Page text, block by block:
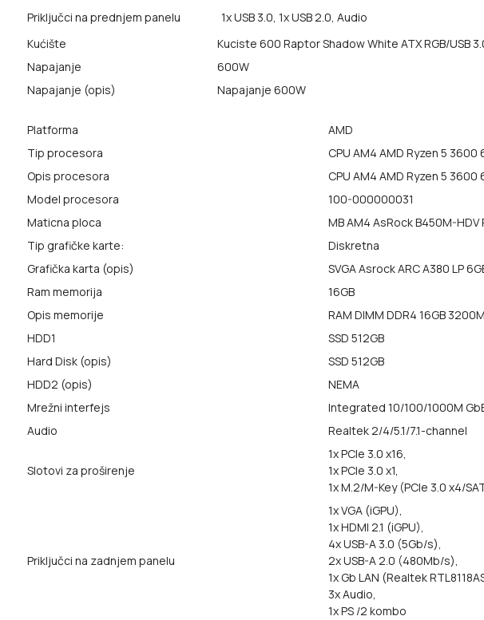
Priključci na prednjem panelu
1x USB 3.0, 1x USB 2.0, Audio
Kućište
Kuciste 600 Raptor Shadow White ATX RGB/USB
Napajanje
600W
Napajanje (opis)
Napajanje 600W
Platforma
AMD
Tip procesora
CPU AM4 AMD Ryzen 5 3600
Opis procesora
CPU AM4 AMD Ryzen 5
Model procesora
100-000000031
Maticna ploca
MB AM4 AsRock B450M-
Tip grafičke karte:
Diskretna
Grafička karta (opis)
SVGA Asrock ARC A380 LP
Ram memorija
16GB
Opis memorije
RAM DIMM DDR4 16GB
HDD1
SSD 512GB
Hard Disk (opis)
SSD 512GB
HDD2 (opis)
NEMA
Mrežni interfejs
Integrated 10/100/1000M
Audio
Realtek 2/4/5.1/7.1-channel
Slotovi za proširenje
1x PCIe 3.0 x16,
1x PCIe 3.0 x1,
1x M.2/M-Key (PCIe 3.0 x4/
Priključci na zadnjem panelu
1x VGA (iGPU),
1x HDMI 2.1 (iGPU),
4x USB-A 3.0 (5Gb/s),
2x USB-A 2.0 (480Mb/s),
1x Gb LAN (Realtek
3x Audio,
1x PS /2 kombo